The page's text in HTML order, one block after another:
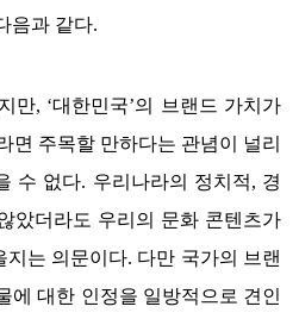
음과 같다.
만, ‘대한민국’의 브랜드 가치가
면 주목할 만하다는 관념이 널리
수 없다. 우리나라의 정치적, 경
았더라도 우리의 문화 콘텐츠가
지는 의문이다. 다만 국가의 브랜
에 대한 인정을 일방적으로 견인